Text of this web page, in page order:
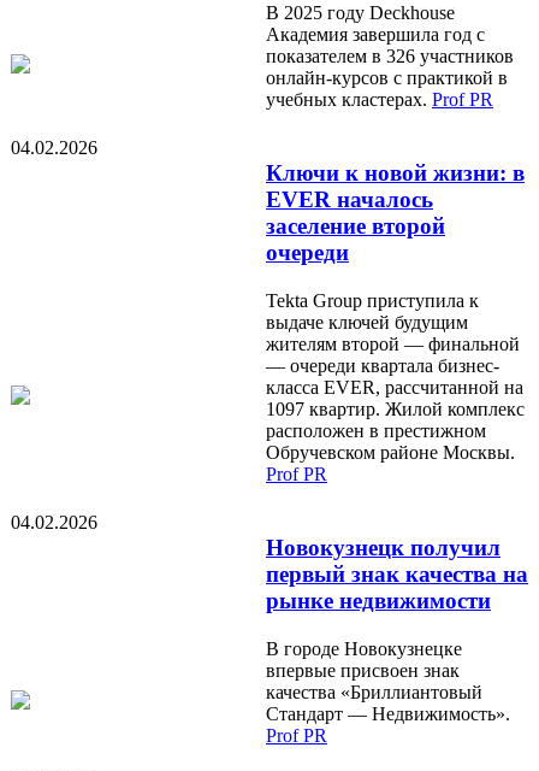
В 2025 году Deckhouse
Академия завершила год с
показателем в 326 участников
онлайн-курсов с практикой в
учебных кластерах. Prof PR
04.02.2026
Ключи к новой жизни: в
EVER началось
заселение второй
очереди
Tekta Group приступила к
выдаче ключей будущим
жителям второй — финальной
— очереди квартала бизнес-
класса EVER, рассчитанной на
1097 квартир. Жилой комплекс
расположен в престижном
Обручевском районе Москвы.
Prof PR
04.02.2026
Новокузнецк получил
первый знак качества на
рынке недвижимости
В городе Новокузнецке
впервые присвоен знак
качества «Бриллиантовый
Стандарт — Недвижимость».
Prof PR